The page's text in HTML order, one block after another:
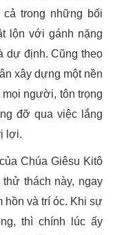
trong những bối
lộn với gánh nặng
dự định. Cũng theo
xây dựng một nền
người, tôn trọng
đỡ qua việc lắng
lợi.
Chúa Giêsu Kitô
thách này, ngay
hồn và trí óc. Khi sự
thì chính lúc ấy